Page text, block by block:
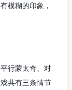
模糊的印象，
行蒙太奇、对
共有三条情节